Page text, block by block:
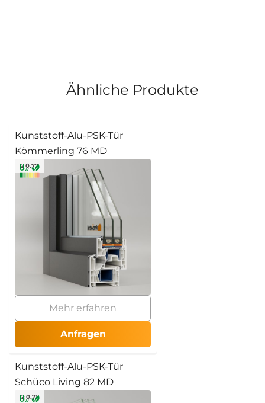
Ähnliche Produkte
Kunststoff-Alu-PSK-Tür
Kömmerling 76 MD
≥ 0.77
Mehr erfahren
Anfragen
Kunststoff-Alu-PSK-Tür
Schüco Living 82 MD
≥ 0.71